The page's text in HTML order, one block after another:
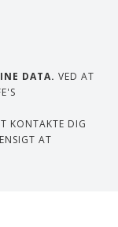
DATA. VED AT
KONTAKTE DIG
AT